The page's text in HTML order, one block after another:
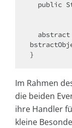
}
Im Rahmen
die beiden
ihre Handler
kleine